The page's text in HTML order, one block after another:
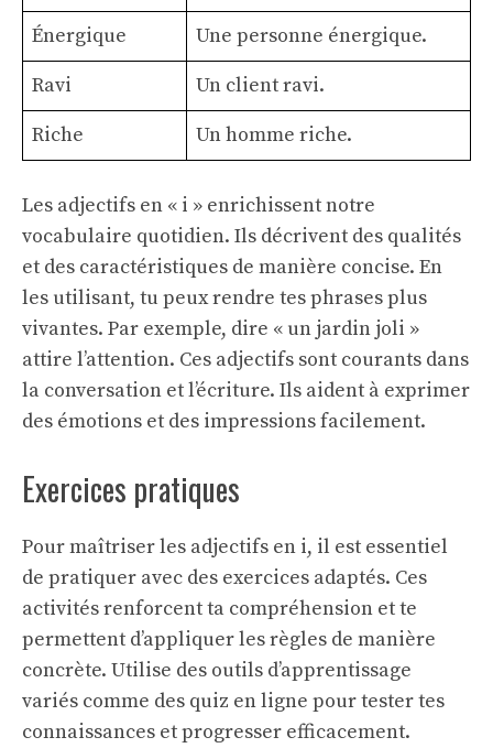
Énergique
Une personne énergique.
Ravi
Un client ravi.
Riche
Un homme riche.
Les adjectifs en « i » enrichissent notre
vocabulaire quotidien. Ils décrivent des qualités
et des caractéristiques de manière concise. En
les utilisant, tu peux rendre tes phrases plus
vivantes. Par exemple, dire « un jardin joli »
attire l’attention. Ces adjectifs sont courants dans
la conversation et l’écriture. Ils aident à exprimer
des émotions et des impressions facilement.
Exercices pratiques
Pour maîtriser les adjectifs en i, il est essentiel
de pratiquer avec des exercices adaptés. Ces
activités renforcent ta compréhension et te
permettent d’appliquer les règles de manière
concrète. Utilise des outils d’apprentissage
variés comme des quiz en ligne pour tester tes
connaissances et progresser efficacement.